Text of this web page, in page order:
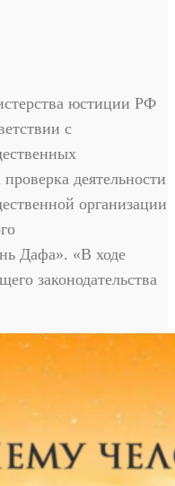
юстиции РФ
с
деятельности
организации
Дафа». «В ходе
законодательства